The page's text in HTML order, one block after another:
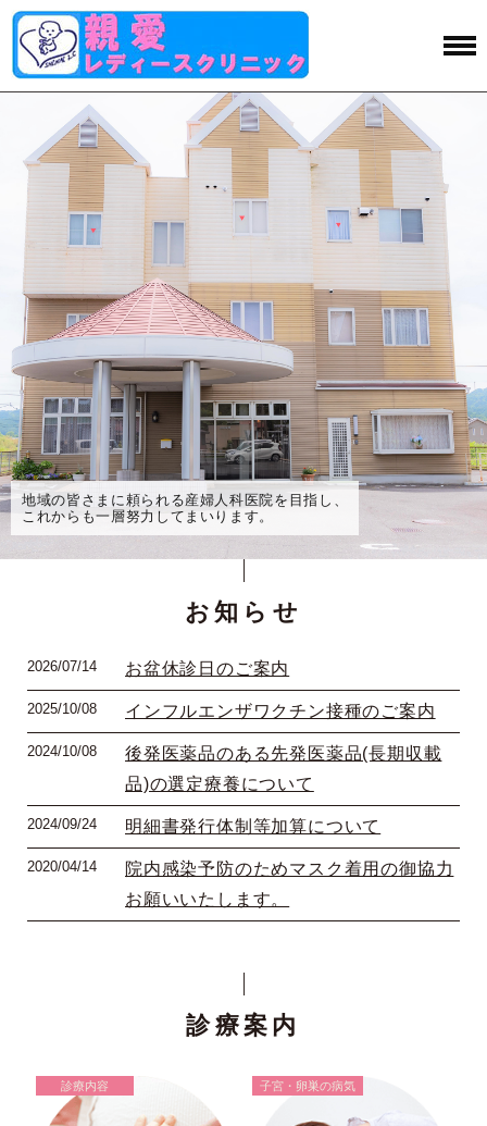
地域の皆さまに頼られる産婦人科医院を目指し、
これからも一層努力してまいります。
お知らせ
2026/07/14 お盆休診日のご案内
2025/10/08 インフルエンザワクチン接種のご案内
2024/10/08
後発医薬品のある先発医薬品(長期収載
品)の選定療養について
2024/09/24 明細書発行体制等加算について
2020/04/14
院内感染予防のためマスク着用の御協力
お願いいたします。
診療案内
診療内容 子宮・卵巣の病気